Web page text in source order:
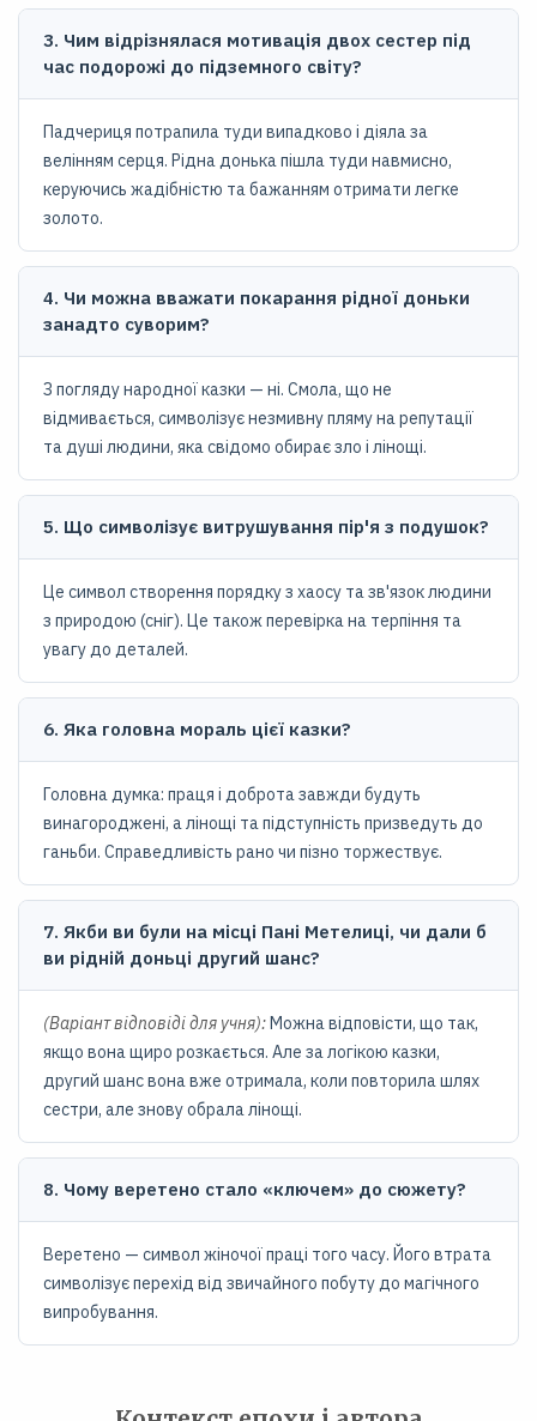
3. Чим відрізнялася мотивація двох сестер під
час подорожі до підземного світу?
Падчериця потрапила туди випадково і діяла за
велінням серця. Рідна донька пішла туди навмисно,
керуючись жадібністю та бажанням отримати легке
золото.
4. Чи можна вважати покарання рідної доньки
занадто суворим?
З погляду народної казки — ні. Смола, що не
відмивається, символізує незмивну пляму на репутації
та душі людини, яка свідомо обирає зло і лінощі.
5. Що символізує витрушування пір'я з подушок?
Це символ створення порядку з хаосу та зв'язок людини
з природою (сніг). Це також перевірка на терпіння та
увагу до деталей.
6. Яка головна мораль цієї казки?
Головна думка: праця і доброта завжди будуть
винагороджені, а лінощі та підступність призведуть до
ганьби. Справедливість рано чи пізно торжествує.
7. Якби ви були на місці Пані Метелиці, чи дали б
ви рідній доньці другий шанс?
(Варіант відповіді для учня):Можна відповісти, що так,
якщо вона щиро розкається. Але за логікою казки,
другий шанс вона вже отримала, коли повторила шлях
сестри, але знову обрала лінощі.
8. Чому веретено стало «ключем» до сюжету?
Веретено — символ жіночої праці того часу. Його втрата
символізує перехід від звичайного побуту до магічного
випробування.